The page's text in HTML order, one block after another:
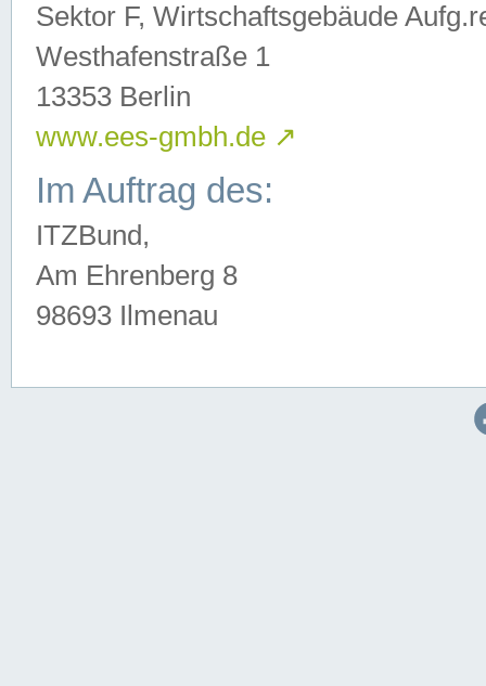
Sektor F, Wirtschaftsgebäude
Westhafenstraße 1
13353 Berlin
www.ees-gmbh.de ↗
Im Auftrag des:
ITZBund,
Am Ehrenberg 8
98693 Ilmenau